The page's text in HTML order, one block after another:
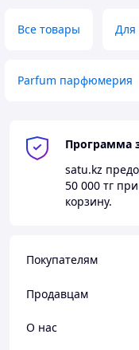
Все товары
Parfum парфюмерия
Программа
satu.kz
50 000 тг
корзину.
Покупателям
Продавцам
О нас